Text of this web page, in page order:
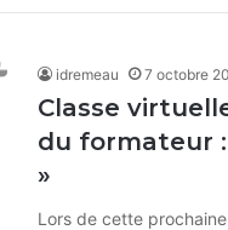
idremeau 7 octobre
Classe
du formateur
»
Lors de cette